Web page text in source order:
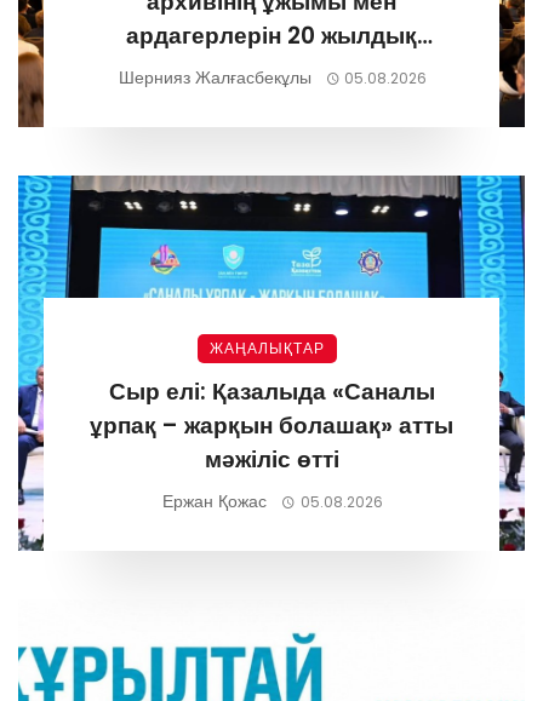
ардагерлерін 20 жылдық
мерейтоймен құттықтады
Шернияз Жалғасбекұлы 05.08.2026
ЖАҢАЛЫҚТАР
Сыр елі: Қазалыда «Саналы
ұрпақ – жарқын болашақ» атты
мәжіліс өтті
Ержан Қожас 05.08.2026